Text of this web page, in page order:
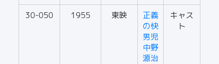
30-050 1955 東映
正義
の快
男児
中野
源治
キャス
ト